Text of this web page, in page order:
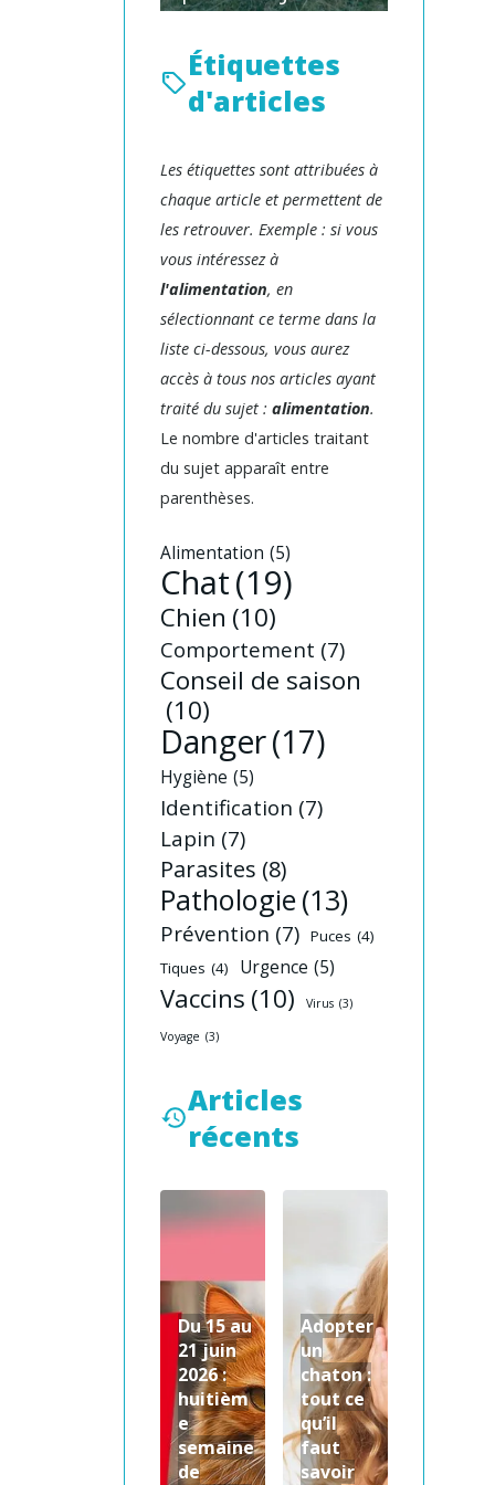
Étiquettes
d'articles
Les étiquettes sont attribuées à
chaque article et permettent de
les retrouver. Exemple : si vous
vous intéressez à
l'alimentation, en
sélectionnant ce terme dans la
liste ci-dessous, vous aurez
accès à tous nos articles ayant
traité du sujet : alimentation.
Le nombre d'articles traitant
du sujet apparaît entre
parenthèses.
Alimentation (5)
Chat(19)
Chien (10)
Comportement (7)
Conseil de saison
(10)
Danger(17)
Hygiène (5)
Identification (7)
Lapin (7)
Parasites (8)
Pathologie(13)
Prévention (7) Puces (4)
Tiques (4) Urgence (5)
Vaccins (10) Virus (3)
Voyage (3)
Articles
récents
Du 15 au
21 juin
2026 :
huitièm
e
semaine
de
Adopter
un
chaton :
tout ce
qu’il
faut
savoir